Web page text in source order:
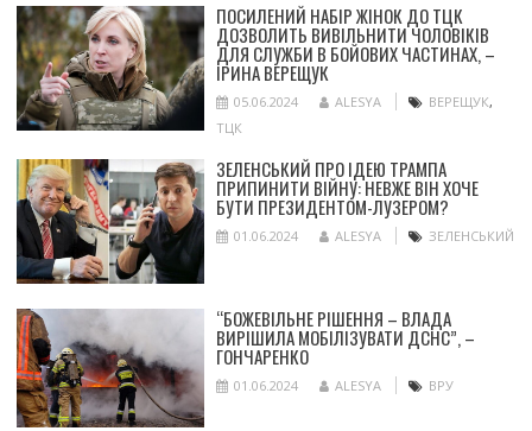
ПОСИЛЕНИЙ НАБІР ЖІНОК ДО ТЦК
ДОЗВОЛИТЬ ВИВІЛЬНИТИ ЧОЛОВІКІВ
ДЛЯ СЛУЖБИ В БОЙОВИХ ЧАСТИНАХ, –
ІРИНА ВЕРЕЩУК
05.06.2024 ALESYA ВЕРЕЩУК,
ТЦК
ЗЕЛЕНСЬКИЙ ПРО ІДЕЮ ТРАМПА
ПРИПИНИТИ ВІЙНУ: НЕВЖЕ ВІН ХОЧЕ
БУТИ ПРЕЗИДЕНТОМ-ЛУЗЕРОМ?
01.06.2024 ALESYA ЗЕЛЕНСЬКИЙ
“БОЖЕВІЛЬНЕ РІШЕННЯ – ВЛАДА
ВИРІШИЛА МОБІЛІЗУВАТИ ДСНС”, –
ГОНЧАРЕНКО
01.06.2024 ALESYA ВРУ